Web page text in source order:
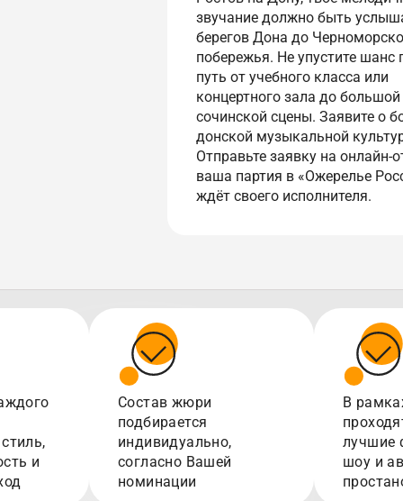
звучание должно быть
берегов Дона до
побережья. Не упустите шанс
путь от учебного класса или
концертного зала до большой
сочинской сцены. Заявите о
донской музыкальной
Отправьте заявку на онлайн-
ваша партия в «Ожерелье
ждёт своего исполнителя.
и
Состав жюри
подбирается
индивидуально,
согласно Вашей
номинации
В
лучшие
шоу и